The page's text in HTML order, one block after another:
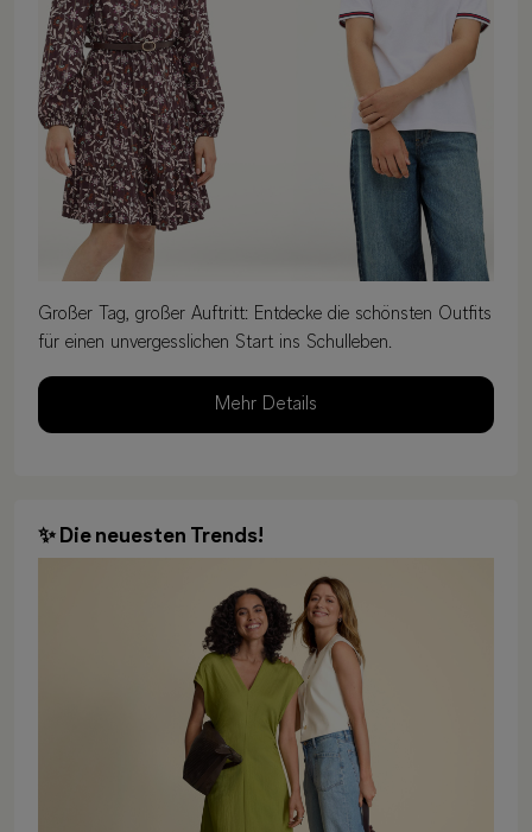
Großer Tag, großer Auftritt: Entdecke die schönsten Outfits
für einen unvergesslichen Start ins Schulleben.
Mehr Details
✨ Die neuesten Trends!